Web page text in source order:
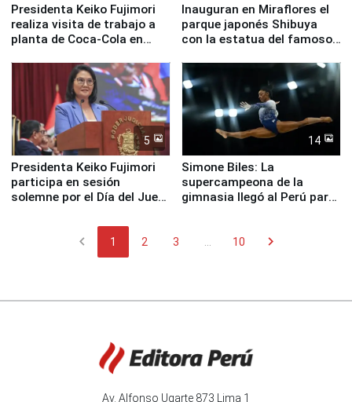
Presidenta Keiko Fujimori
realiza visita de trabajo a
planta de Coca-Cola en
Inauguran en Miraflores el
parque japonés Shibuya
con la estatua del famoso
5
Presidenta Keiko Fujimori
participa en sesión
solemne por el Día del Juez
14
Simone Biles: La
supercampeona de la
gimnasia llegó al Perú para
chevron_left 1 2 3 10 chevron_right
Av. Alfonso Ugarte 873 Lima 1